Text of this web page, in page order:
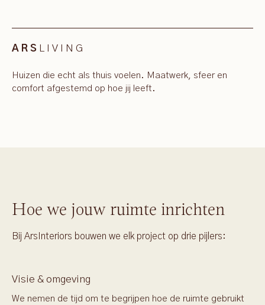
ARS LIVING
Huizen die echt als thuis voelen. Maatwerk, sfeer en
comfort afgestemd op hoe jij leeft.
Hoe we jouw ruimte inrichten
Bij ArsInteriors bouwen we elk project op drie pijlers:
Visie & omgeving
We nemen de tijd om te begrijpen hoe de ruimte gebruikt